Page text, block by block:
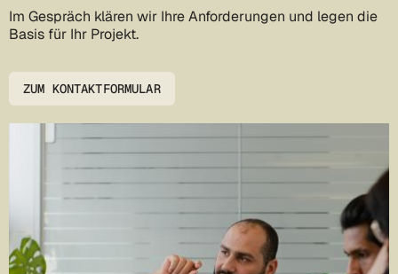
Im Gespräch klären wir Ihre Anforderungen und legen die
Basis für Ihr Projekt.
ZUM KONTAKTFORMULAR